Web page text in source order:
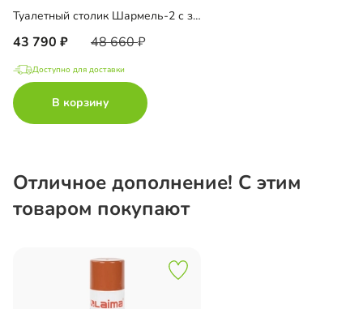
Туалетный столик Шармель-2 с зеркалом
43 790 48 660
Доступно для доставки
В корзину
Отличное дополнение! С этим
товаром покупают